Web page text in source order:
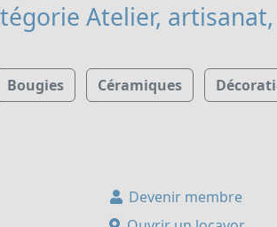
Atelier,
Bougies Céramiques
Devenir membre